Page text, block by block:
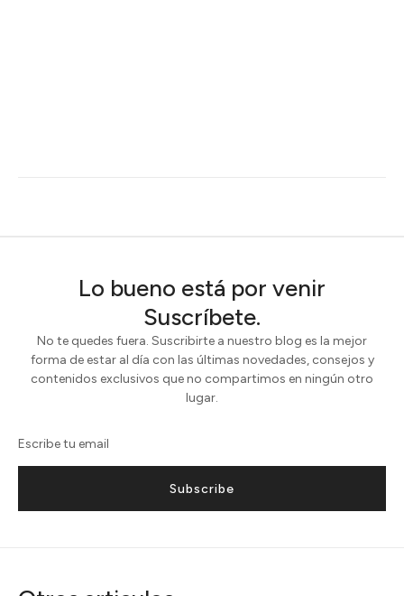
Lo bueno está por venir
Suscríbete.
No te quedes fuera. Suscribirte a nuestro blog es la mejor
forma de estar al día con las últimas novedades, consejos y
contenidos exclusivos que no compartimos en ningún otro
lugar.
Subscribe